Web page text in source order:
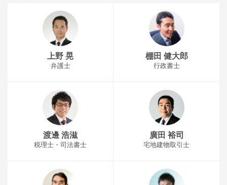
上野 晃
弁護士
棚田 健大郎
行政書士
渡邊 浩滋
税理士・司法書士
廣田 裕司
宅地建物取引士